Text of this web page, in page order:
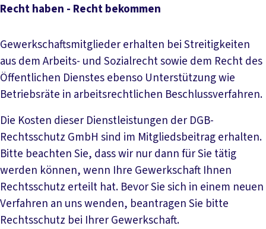
Recht haben - Recht bekommen
Gewerkschaftsmitglieder erhalten bei Streitigkeiten
aus dem Arbeits- und Sozialrecht sowie dem Recht des
Öffentlichen Dienstes ebenso Unterstützung wie
Betriebsräte in arbeitsrechtlichen Beschlussverfahren.
Die Kosten dieser Dienstleistungen der DGB-
Rechtsschutz GmbH sind im Mitgliedsbeitrag erhalten.
Bitte beachten Sie, dass wir nur dann für Sie tätig
werden können, wenn Ihre Gewerkschaft Ihnen
Rechtsschutz erteilt hat. Bevor Sie sich in einem neuen
Verfahren an uns wenden, beantragen Sie bitte
Rechtsschutz bei Ihrer Gewerkschaft.